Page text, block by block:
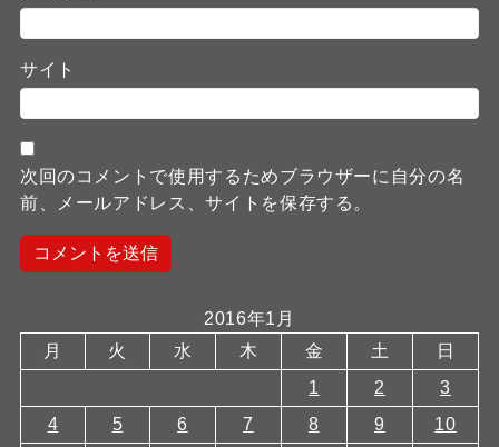
サイト
次回のコメントで使用するためブラウザーに自分の名
前、メールアドレス、サイトを保存する。
2016年1月
月
火 水 木 金 土
日
1
2
3
4
5 6 7 8 9 10